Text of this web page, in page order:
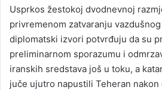
Usprkos žestokoj dvodnevnoj
privremenom zatvaranju
diplomatski izvori potvrđuju da su
preliminarnom sporazumu i
iranskih sredstava još u toku, a
juče ujutro napustili Teheran